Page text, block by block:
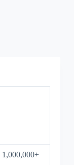
1,000,000+